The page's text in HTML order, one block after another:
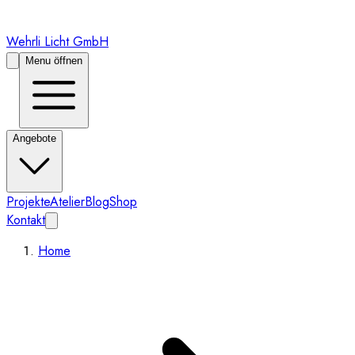
Wehrli Licht GmbH
Menu öffnen
Angebote
ProjekteAtelierBlogShop
Kontakt
Home